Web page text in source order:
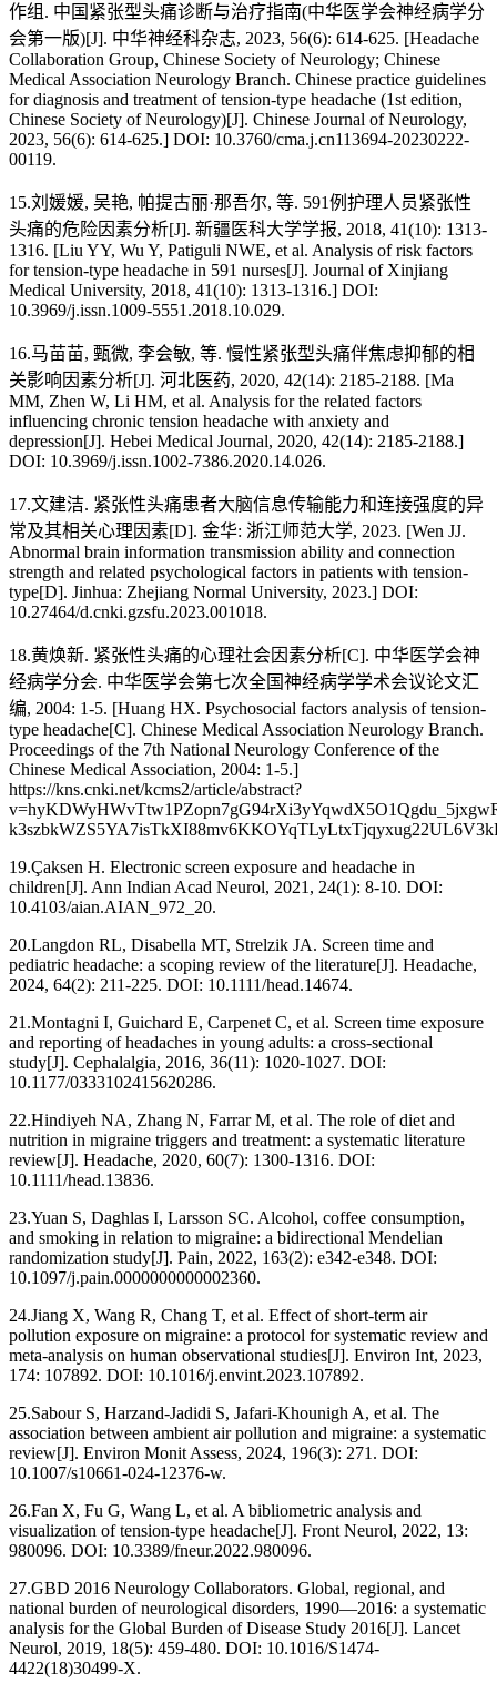
作组. 中国紧张型头痛诊断与治疗指南(中华医学会神经病学分
会第一版)[J]. 中华神经科杂志, 2023, 56(6): 614-625. [Headache
Collaboration Group, Chinese Society of Neurology; Chinese
Medical Association Neurology Branch. Chinese practice guidelines
for diagnosis and treatment of tension-type headache (1st edition,
Chinese Society of Neurology)[J]. Chinese Journal of Neurology,
2023, 56(6): 614-625.] DOI: 10.3760/cma.j.cn113694-20230222-
00119.
15.刘媛媛, 吴艳, 帕提古丽·那吾尔, 等. 591例护理人员紧张性
头痛的危险因素分析[J]. 新疆医科大学学报, 2018, 41(10): 1313-
1316. [Liu YY, Wu Y, Patiguli NWE, et al. Analysis of risk factors
for tension-type headache in 591 nurses[J]. Journal of Xinjiang
Medical University, 2018, 41(10): 1313-1316.] DOI:
10.3969/j.issn.1009-5551.2018.10.029.
16.马苗苗, 甄微, 李会敏, 等. 慢性紧张型头痛伴焦虑抑郁的相
关影响因素分析[J]. 河北医药, 2020, 42(14): 2185-2188. [Ma
MM, Zhen W, Li HM, et al. Analysis for the related factors
influencing chronic tension headache with anxiety and
depression[J]. Hebei Medical Journal, 2020, 42(14): 2185-2188.]
DOI: 10.3969/j.issn.1002-7386.2020.14.026.
17.文建洁. 紧张性头痛患者大脑信息传输能力和连接强度的异
常及其相关心理因素[D]. 金华: 浙江师范大学, 2023. [Wen JJ.
Abnormal brain information transmission ability and connection
strength and related psychological factors in patients with tension-
type[D]. Jinhua: Zhejiang Normal University, 2023.] DOI:
10.27464/d.cnki.gzsfu.2023.001018.
18.黄焕新. 紧张性头痛的心理社会因素分析[C]. 中华医学会神
经病学分会. 中华医学会第七次全国神经病学学术会议论文汇
编, 2004: 1-5. [Huang HX. Psychosocial factors analysis of tension-
type headache[C]. Chinese Medical Association Neurology Branch.
Proceedings of the 7th National Neurology Conference of the
Chinese Medical Association, 2004: 1-5.]
https://kns.cnki.net/kcms2/article/abstract?
19.Çaksen H. Electronic screen exposure and headache in
children[J]. Ann Indian Acad Neurol, 2021, 24(1): 8-10. DOI:
10.4103/aian.AIAN_972_20.
20.Langdon RL, Disabella MT, Strelzik JA. Screen time and
pediatric headache: a scoping review of the literature[J]. Headache,
2024, 64(2): 211-225. DOI: 10.1111/head.14674.
21.Montagni I, Guichard E, Carpenet C, et al. Screen time exposure
and reporting of headaches in young adults: a cross-sectional
study[J]. Cephalalgia, 2016, 36(11): 1020-1027. DOI:
10.1177/0333102415620286.
22.Hindiyeh NA, Zhang N, Farrar M, et al. The role of diet and
nutrition in migraine triggers and treatment: a systematic literature
review[J]. Headache, 2020, 60(7): 1300-1316. DOI:
10.1111/head.13836.
23.Yuan S, Daghlas I, Larsson SC. Alcohol, coffee consumption,
and smoking in relation to migraine: a bidirectional Mendelian
randomization study[J]. Pain, 2022, 163(2): e342-e348. DOI:
10.1097/j.pain.0000000000002360.
24.Jiang X, Wang R, Chang T, et al. Effect of short-term air
pollution exposure on migraine: a protocol for systematic review and
meta-analysis on human observational studies[J]. Environ Int, 2023,
174: 107892. DOI: 10.1016/j.envint.2023.107892.
25.Sabour S, Harzand-Jadidi S, Jafari-Khounigh A, et al. The
association between ambient air pollution and migraine: a systematic
review[J]. Environ Monit Assess, 2024, 196(3): 271. DOI:
10.1007/s10661-024-12376-w.
26.Fan X, Fu G, Wang L, et al. A bibliometric analysis and
visualization of tension-type headache[J]. Front Neurol, 2022, 13:
980096. DOI: 10.3389/fneur.2022.980096.
27.GBD 2016 Neurology Collaborators. Global, regional, and
national burden of neurological disorders, 1990—2016: a systematic
analysis for the Global Burden of Disease Study 2016[J]. Lancet
Neurol, 2019, 18(5): 459-480. DOI: 10.1016/S1474-
4422(18)30499-X.